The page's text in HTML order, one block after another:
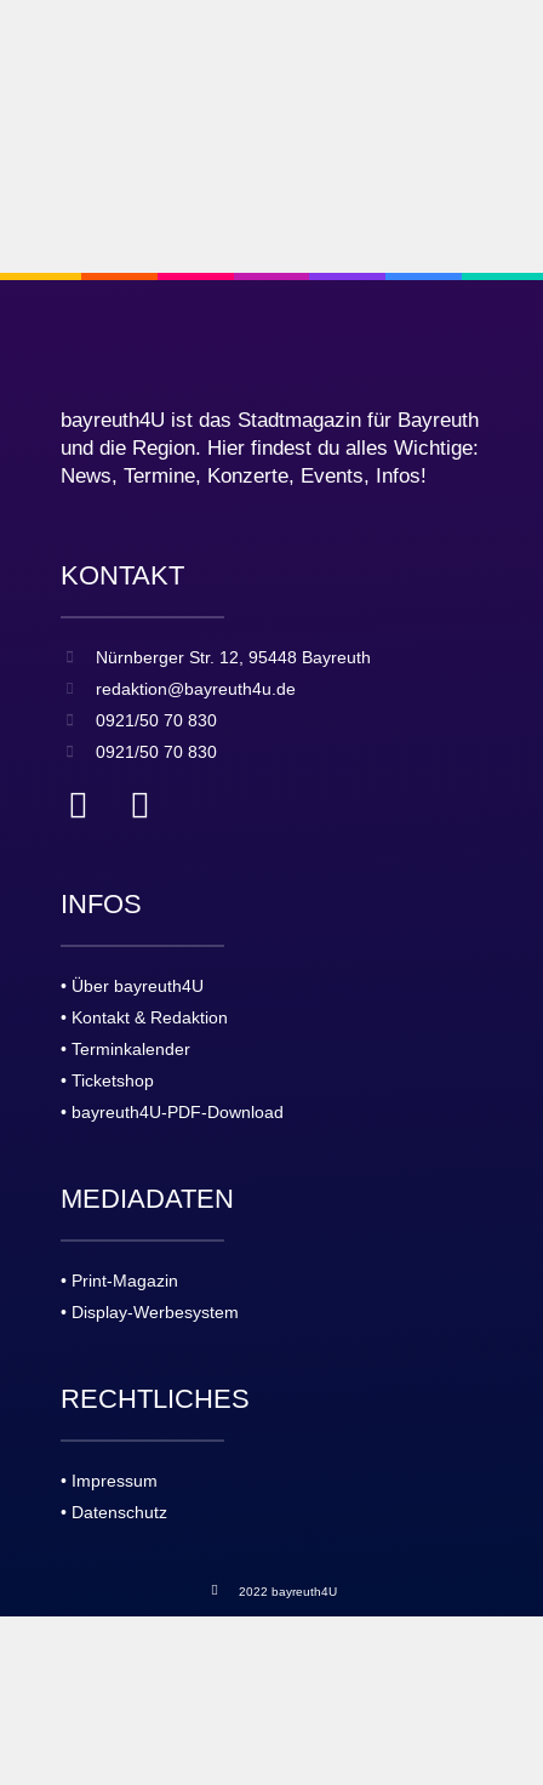
bayreuth4U ist das Stadtmagazin für Bayreuth
und die Region. Hier findest du alles Wichtige:
News, Termine, Konzerte, Events, Infos!
KONTAKT
Nürnberger Str. 12, 95448 Bayreuth
redaktion@bayreuth4u.de
0921/50 70 830
0921/50 70 830
INFOS
• Über bayreuth4U
• Kontakt & Redaktion
• Terminkalender
• Ticketshop
• bayreuth4U-PDF-Download
MEDIADATEN
• Print-Magazin
• Display-Werbesystem
RECHTLICHES
• Impressum
• Datenschutz
2022 bayreuth4U